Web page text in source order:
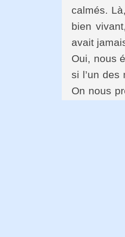
calmés.
bien
avait
Oui, nous
si l’un des
On nous